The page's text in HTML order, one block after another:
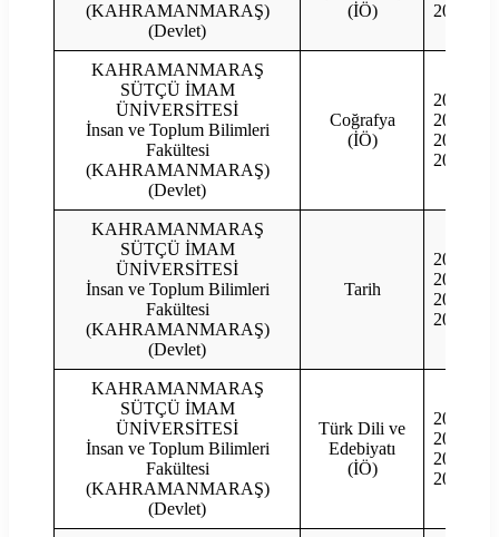
(KAHRAMANMARAŞ)
(Devlet)
(İÖ)
2020
KAHRAMANMARAŞ
SÜTÇÜ İMAM
ÜNİVERSİTESİ
İnsan ve Toplum Bilimleri
Fakültesi
(KAHRAMANMARAŞ)
(Devlet)
Coğrafya
(İÖ)
2023
2022
2021
2020
KAHRAMANMARAŞ
SÜTÇÜ İMAM
ÜNİVERSİTESİ
İnsan ve Toplum Bilimleri
Fakültesi
(KAHRAMANMARAŞ)
(Devlet)
Tarih
2023
2022
2021
2020
KAHRAMANMARAŞ
SÜTÇÜ İMAM
ÜNİVERSİTESİ
İnsan ve Toplum Bilimleri
Fakültesi
(KAHRAMANMARAŞ)
(Devlet)
Türk Dili ve
Edebiyatı
(İÖ)
2023
2022
2021
2020